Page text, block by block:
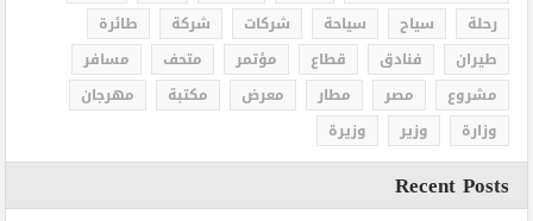
رحلة
سياح سياحة شركات شركة
طائرة
طيران
فنادق قطاع مؤتمر متحف
مسافر
مشروع
مصر مطار معرض مكتبة
مهرجان
وزارة
وزير وزيرة
Recent Posts